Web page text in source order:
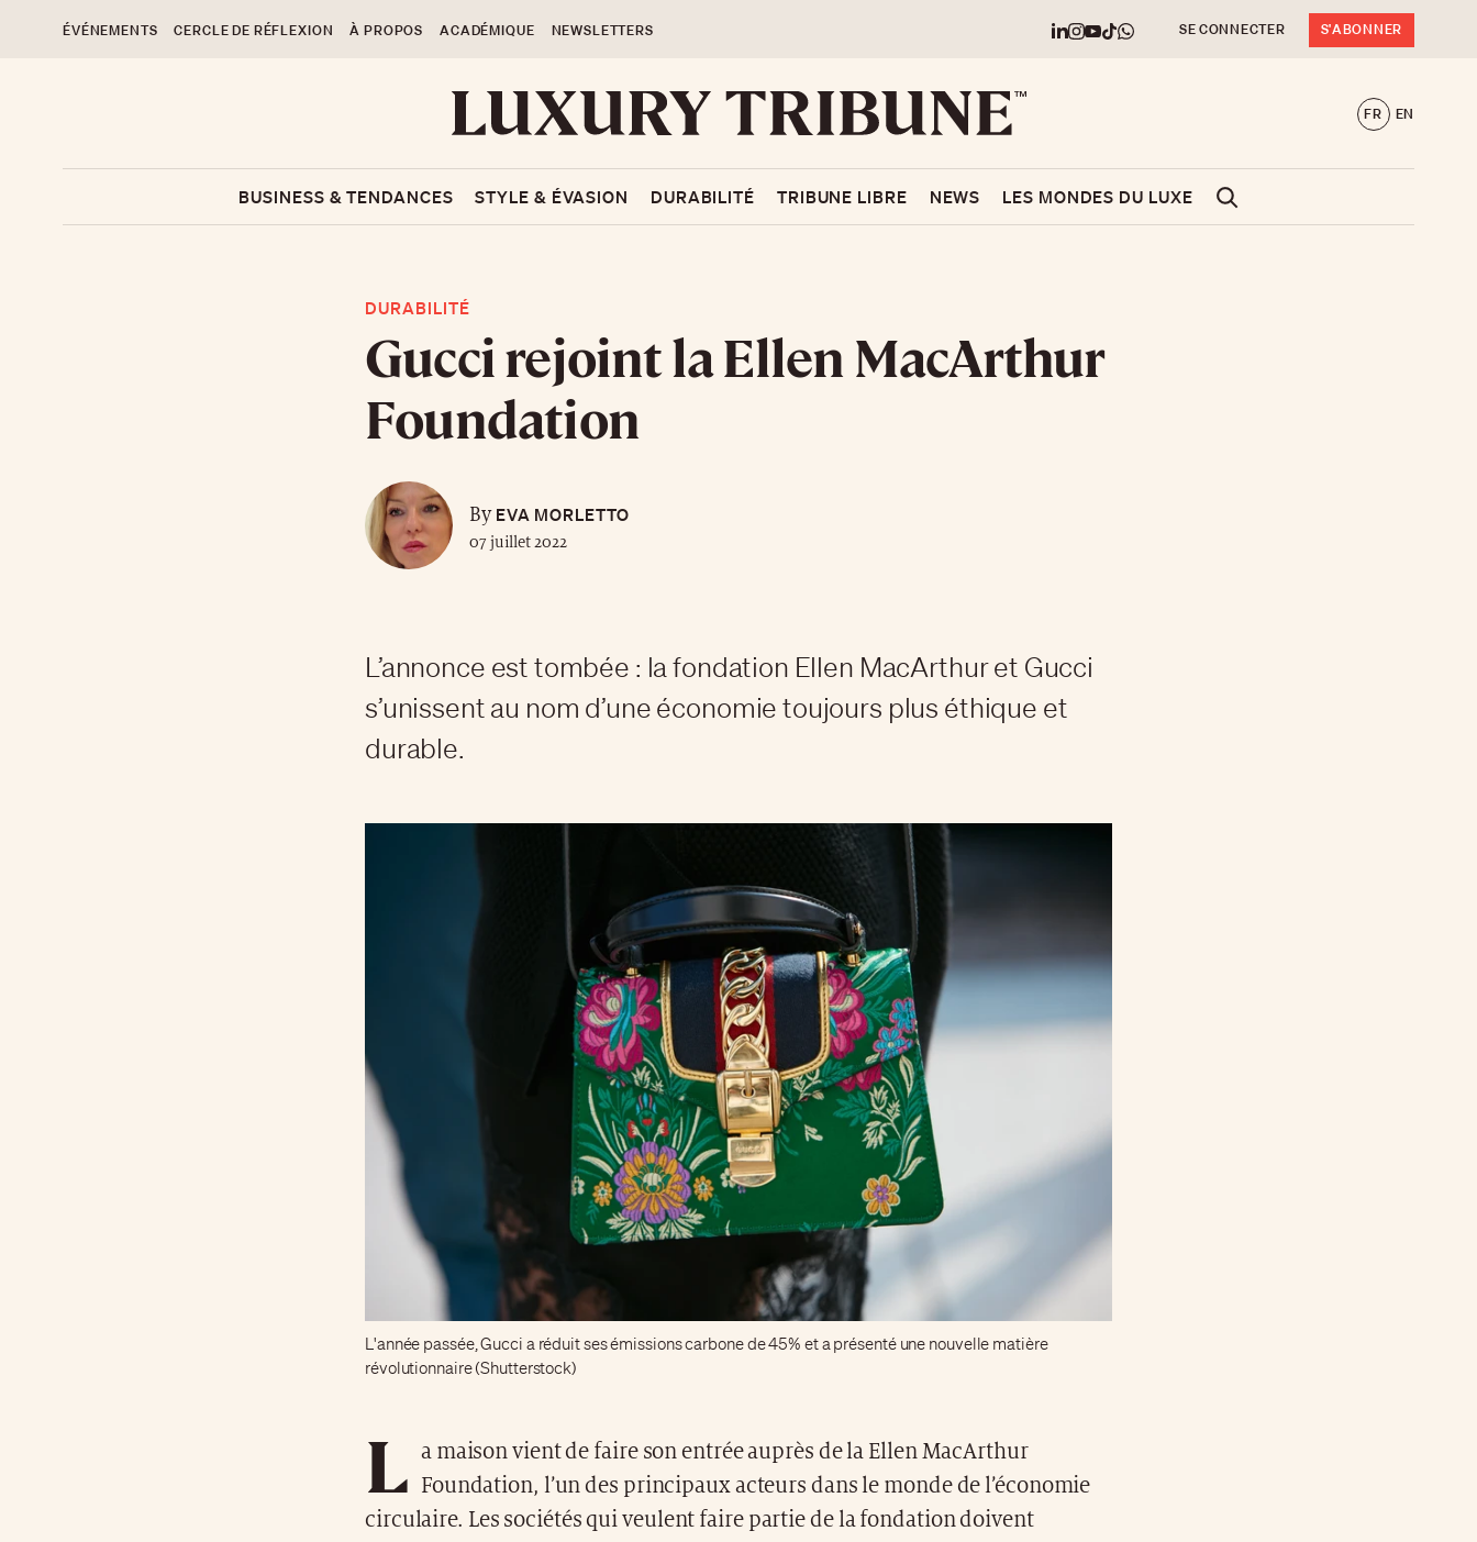
ÉVÉNEMENTS CERCLE DE RÉFLEXION À PROPOS ACADÉMIQUE NEWSLETTERS SE CONNECTER S'ABONNER
FR EN
BUSINESS & TENDANCES STYLE & ÉVASION DURABILITÉ TRIBUNE LIBRE NEWS LES MONDES DU LUXE
DURABILITÉ
Gucci rejoint la Ellen MacArthur
Foundation
ByEVA MORLETTO
07 juillet 2022
L’annonce est tombée : la fondation Ellen MacArthur et Gucci
s’unissent au nom d’une économie toujours plus éthique et
durable.
L'année passée, Gucci a réduit ses émissions carbone de 45% et a présenté une nouvelle matière
révolutionnaire (Shutterstock)
L a maison vient de faire son entrée auprès de la Ellen MacArthur
Foundation, l’un des principaux acteurs dans le monde de l’économie
circulaire. Les sociétés qui veulent faire partie de la fondation doivent